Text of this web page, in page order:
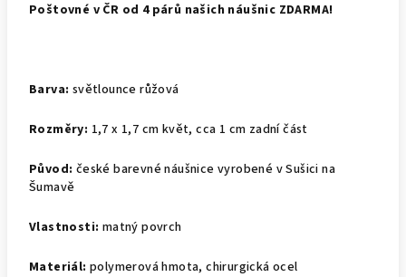
Poštovné v ČR od 4 párů našich náušnic ZDARMA!
Barva: světlounce růžová
Rozměry: 1,7 x 1,7 cm květ, cca 1 cm zadní část
Původ: české barevné náušnice vyrobené v Sušici na
Šumavě
Vlastnosti: matný povrch
Materiál: polymerová hmota, chirurgická ocel